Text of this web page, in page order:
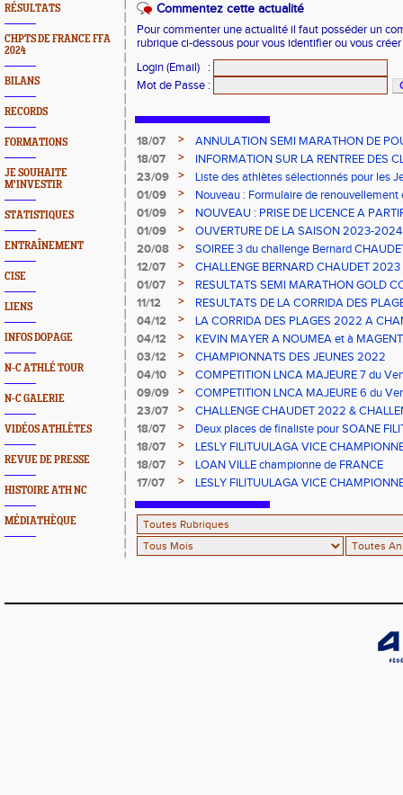
RÉSULTATS
CHPTS DE FRANCE FFA
2024
BILANS
RECORDS
FORMATIONS
JE SOUHAITE
M'INVESTIR
STATISTIQUES
ENTRAÎNEMENT
CISE
LIENS
INFOS DOPAGE
N-C ATHLÉ TOUR
N-C GALERIE
VIDÉOS ATHLÈTES
REVUE DE PRESSE
HISTOIRE ATH NC
MÉDIATHÈQUE
Commentez cette actualité
Pour commenter une actualité il faut posséder un
rubrique ci-dessous pour vous identifier ou vous
Login (Email)
:
Mot de Passe :
18/07 >
ANNULATION SEMI MARATHON DE
18/07
>
INFORMATION SUR LA RENTREE DES
23/09
>
Liste des athlètes sélectionnés pour les
2023
01/09 >
Nouveau : Formulaire de renouvellement
01/09
>
NOUVEAU : PRISE DE LICENCE A
2023
01/09 >
OUVERTURE DE LA SAISON 2023-
20/08
>
SOIREE 3 du challenge Bernard
12/07
>
CHALLENGE BERNARD CHAUDET 2023
01/07
>
RESULTATS SEMI MARATHON GOLD
11/12
>
RESULTATS DE LA CORRIDA DES
04/12
>
LA CORRIDA DES PLAGES 2022 A
04/12
>
KEVIN MAYER A NOUMEA et à
03/12
>
CHAMPIONNATS DES JEUNES 2022
04/10
>
COMPETITION LNCA MAJEURE 7 du
09/09
>
COMPETITION LNCA MAJEURE 6 du
2022
23/07 >
CHALLENGE CHAUDET 2022 &
18/07
>
Deux places de finaliste pour SOANE
championnats de France CADETS de
18/07 >
LESLY FILITUULAGA VICE
NC au DISQUE JUNIORS
18/07 >
LOAN VILLE championne de FRANCE
17/07
>
LESLY FILITUULAGA VICE